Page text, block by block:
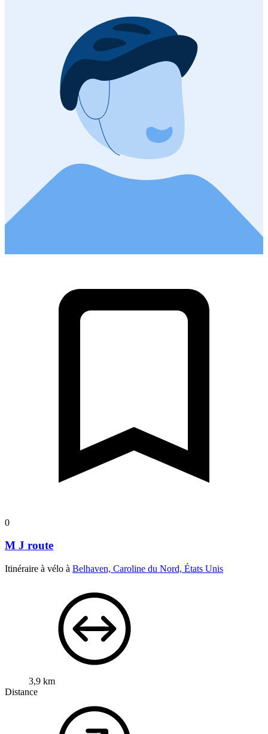
0
M J route
Itinéraire à vélo à Belhaven, Caroline du Nord, États Unis
3,9 km
Distance